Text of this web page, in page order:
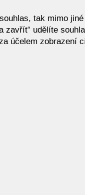
tak mimo
zavřít“ udělíte
účelem zobrazení